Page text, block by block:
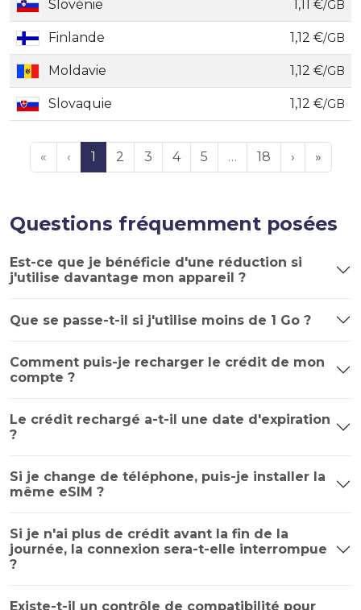
Slovénie 1,11 €/GB
Finlande 1,12 €/GB
Moldavie 1,12 €/GB
Slovaquie 1,12 €/GB
« ‹ 1 2 3 4 5 … 18 › »
Questions fréquemment posées
Est-ce que je bénéficie d'une réduction si
j'utilise davantage mon appareil ?
Que se passe-t-il si j'utilise moins de 1 Go ?
Comment puis-je recharger le crédit de mon
compte ?
Le crédit rechargé a-t-il une date d'expiration
?
Si je change de téléphone, puis-je installer la
même eSIM ?
Si je n'ai plus de crédit avant la fin de la
journée, la connexion sera-t-elle interrompue
?
Existe-t-il un contrôle de compatibilité pour